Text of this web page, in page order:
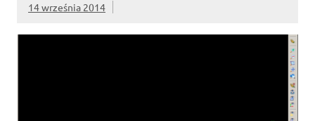
14 września 2014